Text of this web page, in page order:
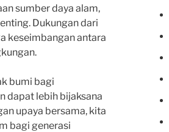
sumber daya alam,
Dukungan dari
keseimbangan antara
bumi bagi
dapat lebih bijaksana
upaya bersama, kita
bagi generasi